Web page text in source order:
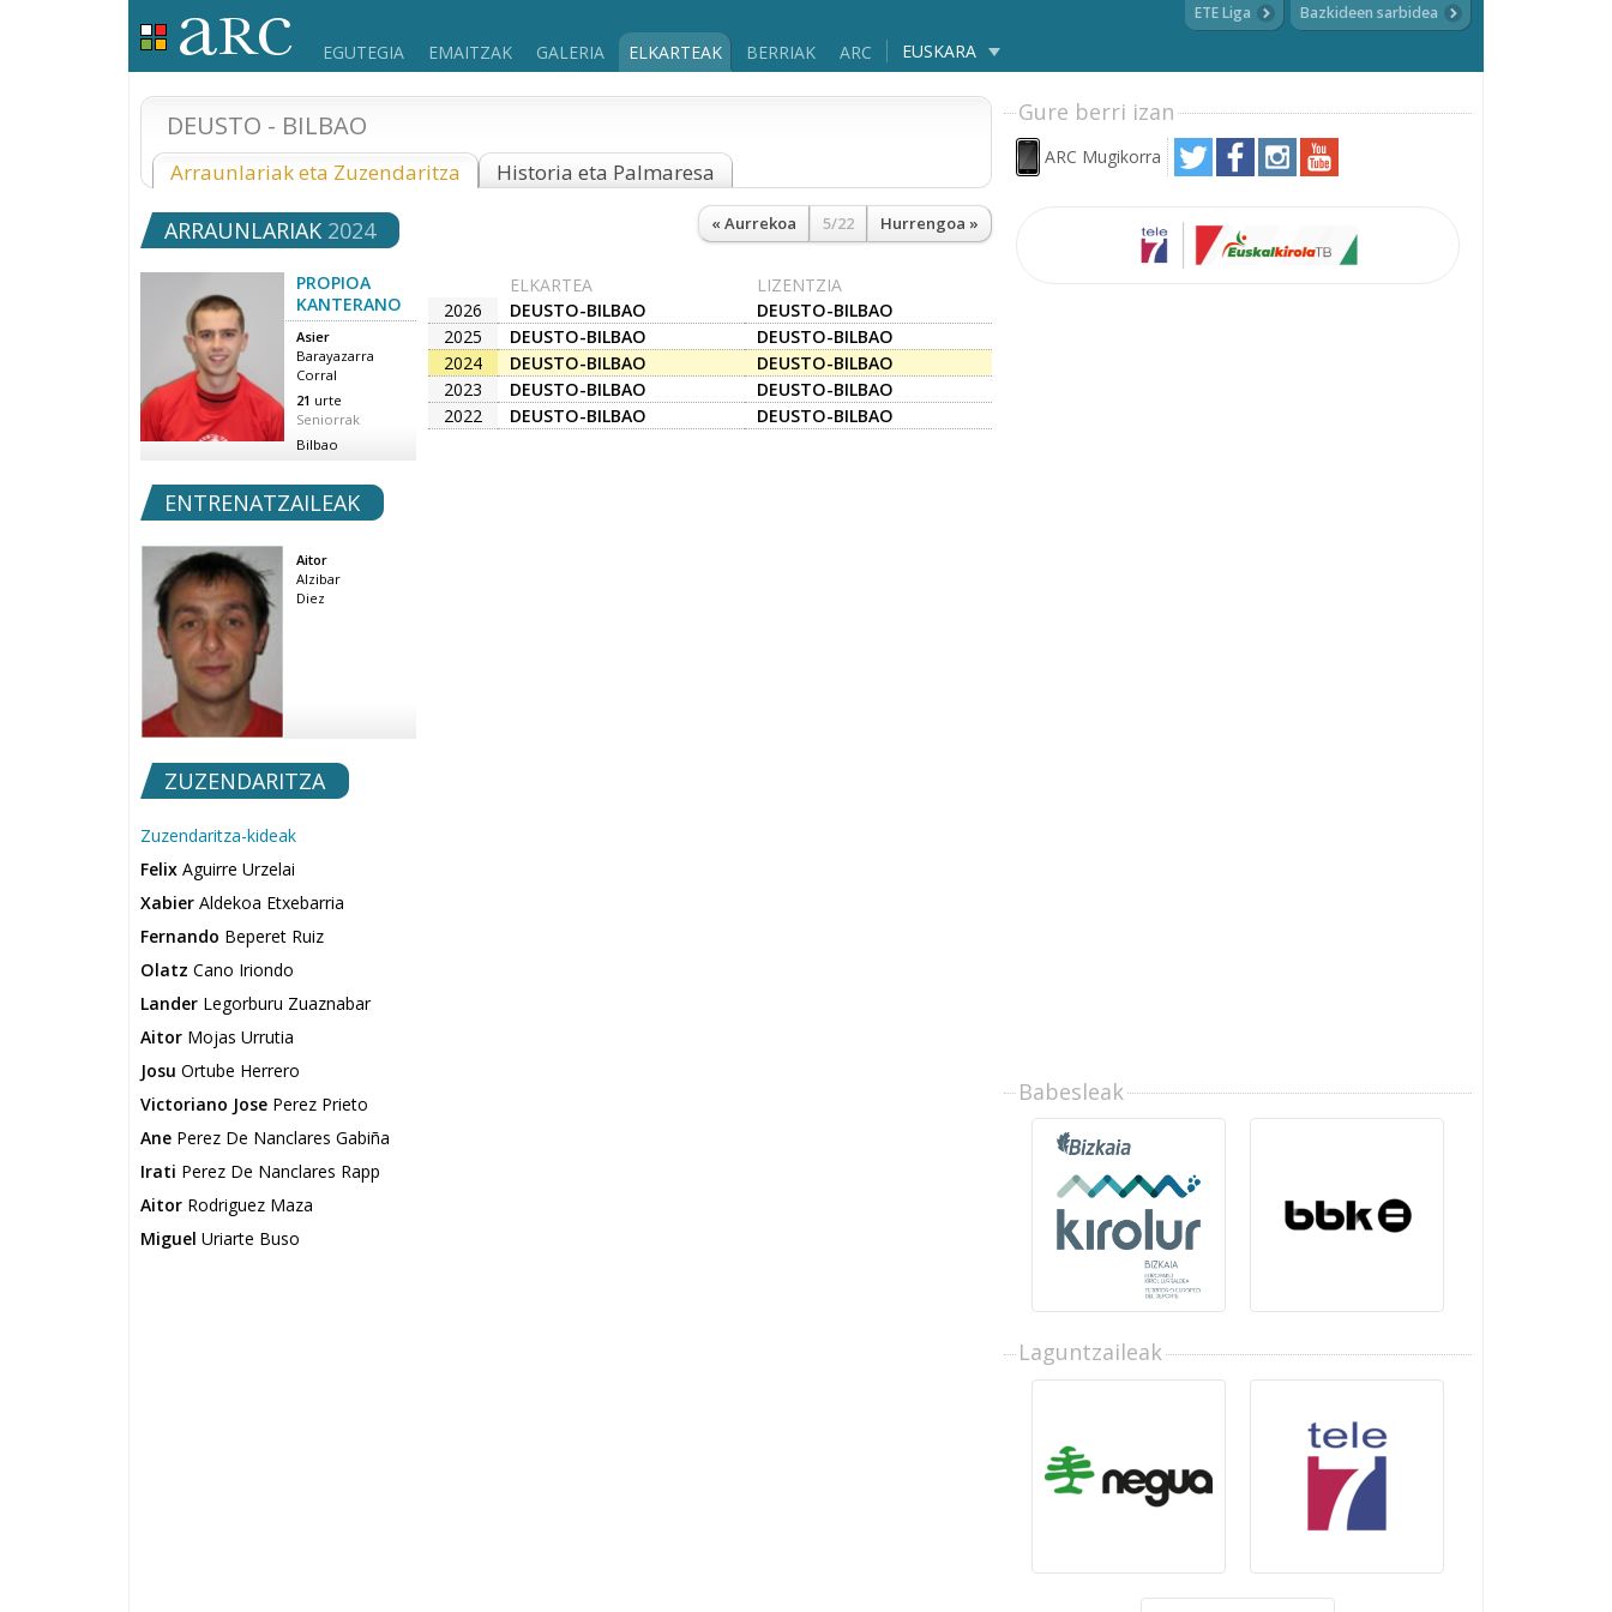
EGUTEGIA EMAITZAK GALERIA ELKARTEAK BERRIAK ARC EUSKARA
ETE Liga Bazkideen sarbidea
DEUSTO - BILBAO
Arraunlariak eta Zuzendaritza Historia eta Palmaresa
« Aurrekoa 5/22 Hurrengoa »
ARRAUNLARIAK 2024
PROPIOA
KANTERANO
Asier
Barayazarra
Corral
21 urte
Seniorrak
Bilbao
ELKARTEA
LIZENTZIA
2026
DEUSTO-BILBAO
DEUSTO-BILBAO
2025
DEUSTO-BILBAO
DEUSTO-BILBAO
2024
DEUSTO-BILBAO
DEUSTO-BILBAO
2023
DEUSTO-BILBAO
DEUSTO-BILBAO
2022
DEUSTO-BILBAO DEUSTO-BILBAO
ENTRENATZAILEAK
Aitor
Alzibar
Diez
ZUZENDARITZA
Zuzendaritza-kideak
Felix Aguirre Urzelai
Xabier Aldekoa Etxebarria
Fernando Beperet Ruiz
Olatz Cano Iriondo
Lander Legorburu Zuaznabar
Aitor Mojas Urrutia
Josu Ortube Herrero
Victoriano Jose Perez Prieto
Ane Perez De Nanclares Gabiña
Irati Perez De Nanclares Rapp
Aitor Rodriguez Maza
Miguel Uriarte Buso
Gure berri izan
ARC Mugikorra
Babesleak
Laguntzaileak